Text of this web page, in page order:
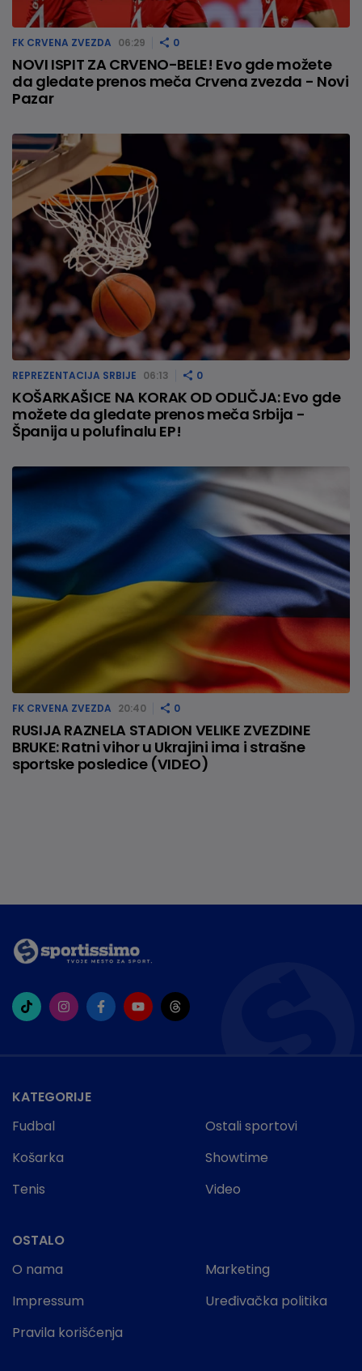
FK CRVENA ZVEZDA 06:29 0
NOVI ISPIT ZA CRVENO-BELE! Evo gde možete
da gledate prenos meča Crvena zvezda - Novi
Pazar
REPREZENTACIJA SRBIJE 06:13 0
KOŠARKAŠICE NA KORAK OD ODLIČJA: Evo gde
možete da gledate prenos meča Srbija -
Španija u polufinalu EP!
FK CRVENA ZVEZDA 20:40 0
RUSIJA RAZNELA STADION VELIKE ZVEZDINE
BRUKE: Ratni vihor u Ukrajini ima i strašne
sportske posledice (VIDEO)
KATEGORIJE
Fudbal
Košarka
Tenis
Ostali sportovi
Showtime
Video
OSTALO
O nama
Impressum
Pravila korišćenja
Marketing
Uređivačka politika